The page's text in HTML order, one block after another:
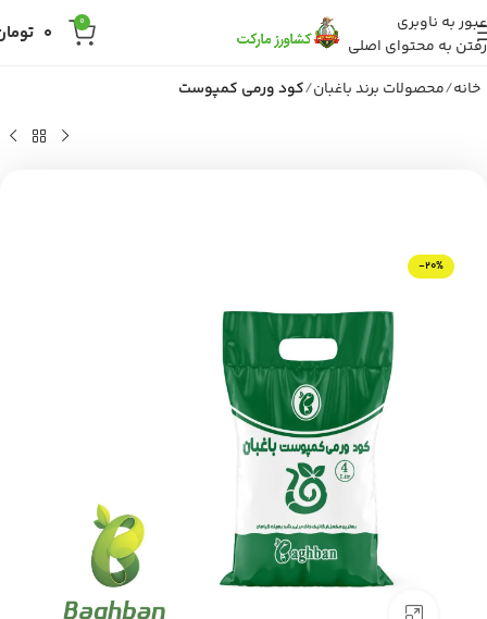
عبور به ناوبری
رفتن به محتوای اصلی
0
0
خانه محصولات برند باغبان کود ورمی کمپوست
-20%